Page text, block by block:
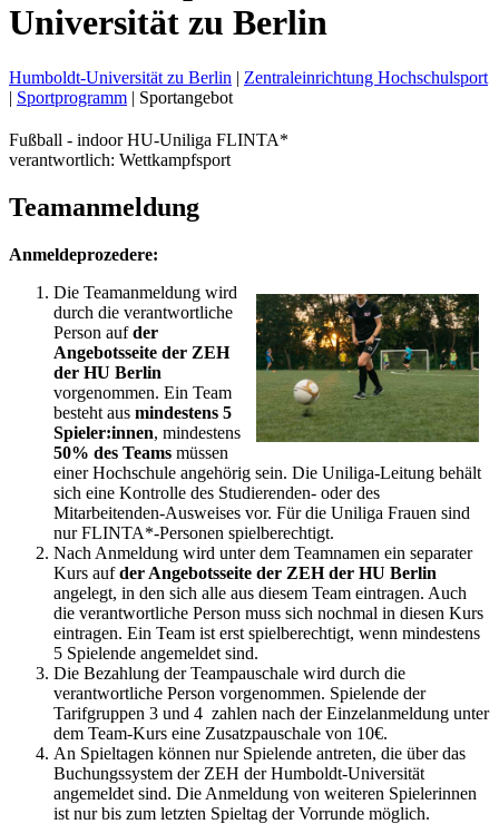
Universität zu Berlin
Humboldt-Universität zu Berlin | Zentraleinrichtung Hochschulsport
| Sportprogramm | Sportangebot
Fußball - indoor HU-Uniliga FLINTA*
verantwortlich: Wettkampfsport
Teamanmeldung
Anmeldeprozedere:
Die Teamanmeldung wird
durch die verantwortliche
Person aufder
Angebotsseite der ZEH
der HU Berlin
vorgenommen. Ein Team
besteht aus mindestens 5
Spieler:innen, mindestens
50% des Teams müssen
einer Hochschule angehörig sein. Die Uniliga-Leitung behält
sich eine Kontrolle des Studierenden- oder des
Mitarbeitenden-Ausweises vor. Für die Uniliga Frauen sind
nur FLINTA*-Personen spielberechtigt.
Nach Anmeldung wird unter dem Teamnamen ein separater
Kurs aufder Angebotsseite der ZEH der HU Berlin
angelegt, in den sich alle aus diesem Team eintragen. Auch
die verantwortliche Person muss sich nochmal in diesen Kurs
eintragen. Ein Team ist erst spielberechtigt, wenn mindestens
5 Spielende angemeldet sind.
Die Bezahlung der Teampauschale wird durch die
verantwortliche Person vorgenommen. Spielende der
Tarifgruppen 3 und 4 zahlen nach der Einzelanmeldung unter
dem Team-Kurs eine Zusatzpauschale von 10€.
An Spieltagen können nur Spielende antreten, die über das
Buchungssystem der ZEH der Humboldt-Universität
angemeldet sind. Die Anmeldung von weiteren Spielerinnen
ist nur bis zum letzten Spieltag der Vorrunde möglich.